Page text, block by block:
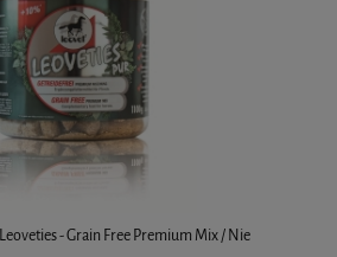
- Grain Free Premium Mix / Nie